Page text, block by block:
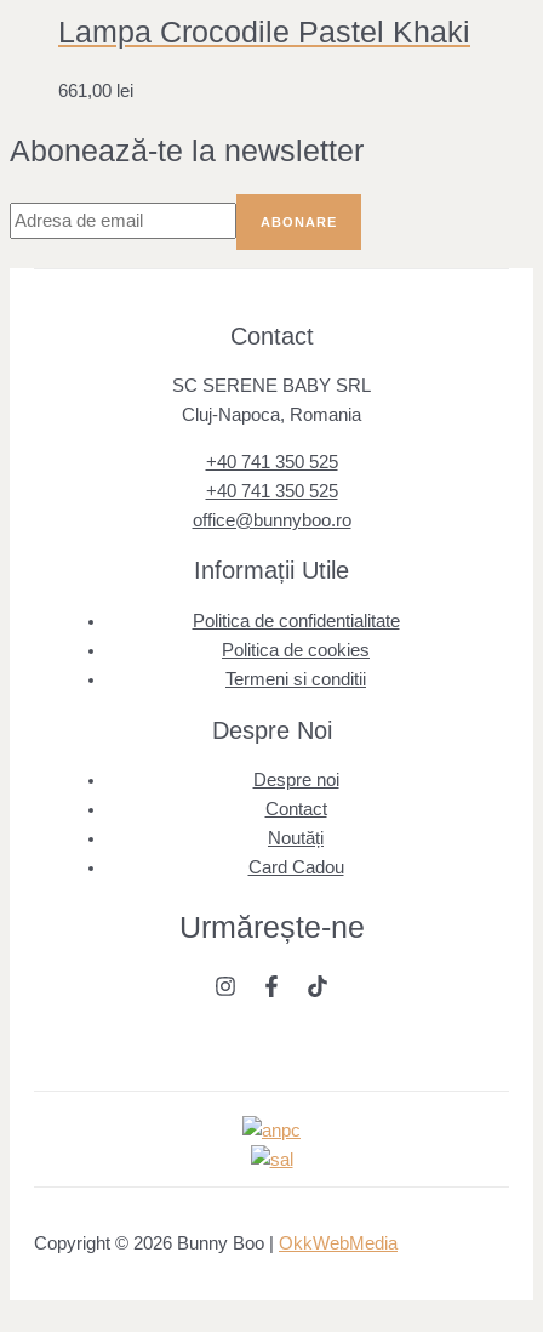
Lampa Crocodile Pastel Khaki
661,00 lei
Abonează-te la newsletter
Contact
SC SERENE BABY SRL
Cluj-Napoca, Romania
+40 741 350 525
+40 741 350 525
office@bunnyboo.ro
Informații Utile
Politica de confidentialitate
Politica de cookies
Termeni si conditii
Despre Noi
Despre noi
Contact
Noutăți
Card Cadou
Urmărește-ne
Copyright © 2026 Bunny Boo | OkkWebMedia